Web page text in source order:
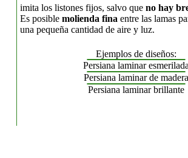
imita los listones fijos, salvo que no hay
Es posible molienda fina entre las lamas
una pequeña cantidad de aire y luz.
Ejemplos de diseños:
Persiana laminar esmerilada
Persiana laminar de madera
Persiana laminar brillante